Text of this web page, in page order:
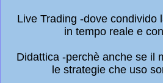
Live Trading -dove condivido
in tempo reale e
Didattica -perchè anche se il
le strategie che uso